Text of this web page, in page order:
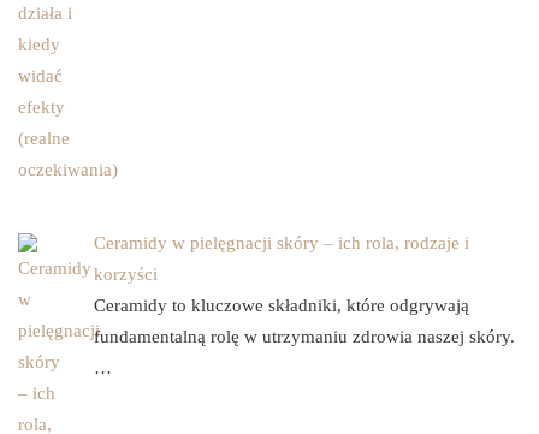
Ceramidy w pielęgnacji skóry – ich rola, rodzaje i
korzyści
Ceramidy to kluczowe składniki, które odgrywają
fundamentalną rolę w utrzymaniu zdrowia naszej skóry.
…